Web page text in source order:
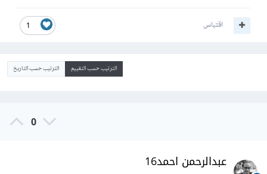
1 اقتباس
الترتيب حسب التقييم الترتيب حسب التاريخ
0
عبدالرحمن احمد16